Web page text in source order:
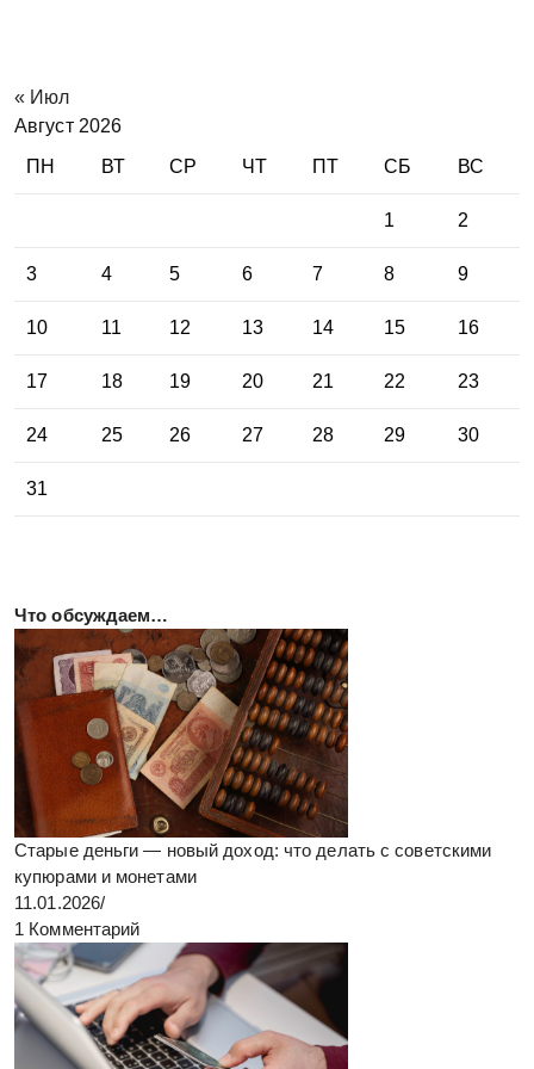
« Июл
Август 2026
ПН
ВТ СР ЧТ ПТ СБ ВС
1 2
3 4 5 6 7 8 9
10 11 12 13 14 15 16
17 18 19 20 21 22 23
24 25 26 27 28 29 30
31
Что обсуждаем…
Старые деньги — новый доход: что делать с советскими
купюрами и монетами
11.01.2026/
1 Комментарий